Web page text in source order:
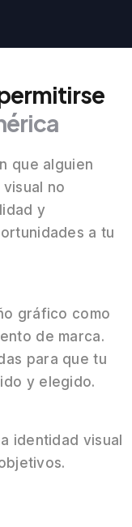
que alguien
no
y
a tu
gráfico como
de marca.
para que tu
y elegido.
identidad visual